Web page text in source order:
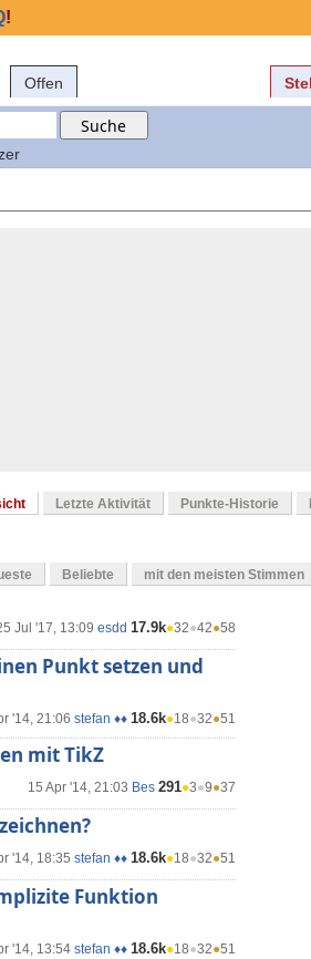
Offen
Letzte Aktivität Punkte-Historie
Beliebte mit den meisten Stimmen
Jul '17, 13:09 esdd 17.9k●32●42●58
Punkt setzen und
'14, 21:06 stefan ♦♦ 18.6k●18●32●51
mit TikZ
15 Apr '14, 21:03 Bes 291●3●9●37
'14, 18:35 stefan ♦♦ 18.6k●18●32●51
Funktion
'14, 13:54 stefan ♦♦ 18.6k●18●32●51
!